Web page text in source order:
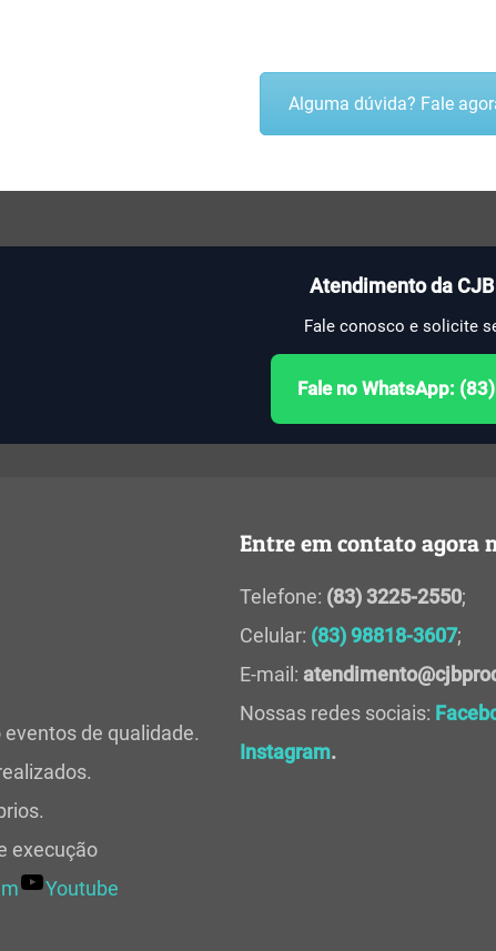
Alguma dúvida? Fale
Atendimento da
Fale conosco e solicite
Fale no WhatsApp:
de qualidade.
execução
Youtube
Entre em contato agora
Telefone: (83) 3225-2550;
Celular: (83) 98818-3607;
E-mail:
Nossas redes sociais:
Instagram.